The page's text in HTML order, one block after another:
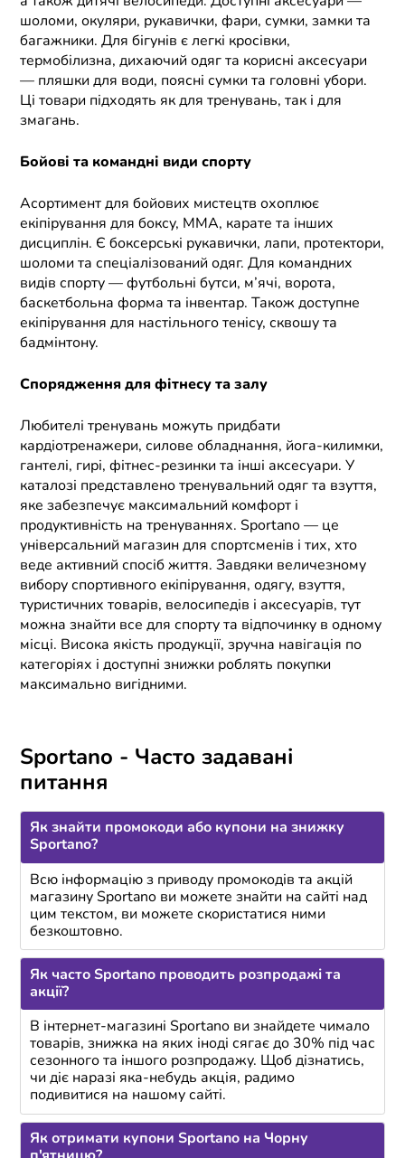
шоломи, окуляри, рукавички, фари, сумки, замки та
багажники. Для бігунів є легкі кросівки,
термобілизна, дихаючий одяг та корисні аксесуари
— пляшки для води, поясні сумки та головні убори.
Ці товари підходять як для тренувань, так і для
змагань.
Бойові та командні види спорту
Асортимент для бойових мистецтв охоплює
екіпірування для боксу, ММА, карате та інших
дисциплін. Є боксерські рукавички, лапи, протектори,
шоломи та спеціалізований одяг. Для командних
видів спорту — футбольні бутси, м’ячі, ворота,
баскетбольна форма та інвентар. Також доступне
екіпірування для настільного тенісу, сквошу та
бадмінтону.
Спорядження для фітнесу та залу
Любителі тренувань можуть придбати
кардіотренажери, силове обладнання, йога-килимки,
гантелі, гирі, фітнес-резинки та інші аксесуари. У
каталозі представлено тренувальний одяг та взуття,
яке забезпечує максимальний комфорт і
продуктивність на тренуваннях. Sportano — це
універсальний магазин для спортсменів і тих, хто
веде активний спосіб життя. Завдяки величезному
вибору спортивного екіпірування, одягу, взуття,
туристичних товарів, велосипедів і аксесуарів, тут
можна знайти все для спорту та відпочинку в одному
місці. Висока якість продукції, зручна навігація по
категоріях і доступні знижки роблять покупки
максимально вигідними.
Sportano - Часто задавані
питання
Як знайти промокоди або купони на знижку
Sportano?
Всю інформацію з приводу промокодів та акцій
магазину Sportano ви можете знайти на сайті над
цим текстом, ви можете скористатися ними
безкоштовно.
Як часто Sportano проводить розпродажі та
акції?
В інтернет-магазині Sportano ви знайдете чимало
товарів, знижка на яких іноді сягає до 30% під час
сезонного та іншого розпродажу. Щоб дізнатись,
чи діє наразі яка-небудь акція, радимо
подивитися на нашому сайті.
Як отримати купони Sportano на Чорну